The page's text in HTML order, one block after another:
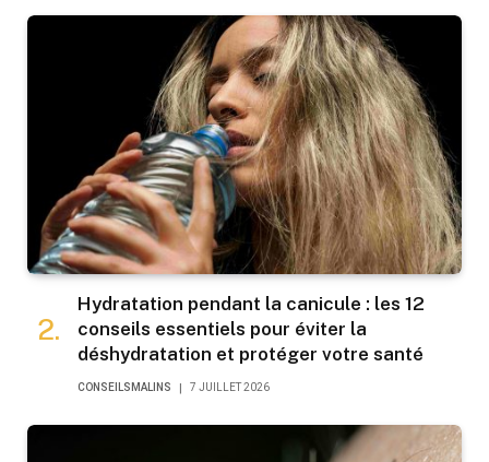
Hydratation pendant la canicule : les 12
conseils essentiels pour éviter la
déshydratation et protéger votre santé
CONSEILSMALINS 7 JUILLET 2026